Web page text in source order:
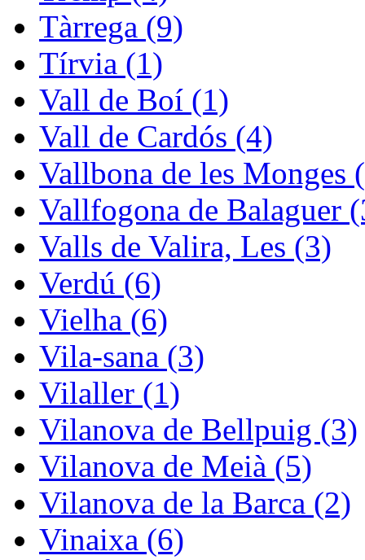
Tàrrega (9)
Tírvia (1)
Vall de Boí (1)
Vall de Cardós (4)
Vallbona de les Monges
Vallfogona de Balaguer
Valls de Valira, Les (3)
Verdú (6)
Vielha (6)
Vila-sana (3)
Vilaller (1)
Vilanova de Bellpuig (3)
Vilanova de Meià (5)
Vilanova de la Barca (2)
Vinaixa (6)